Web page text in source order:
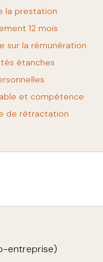
la prestation
12 mois
sur la rémunération
étanches
et compétence
de rétractation
entreprise)